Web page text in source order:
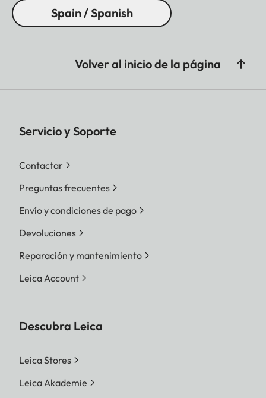
Spain / Spanish
Volver al inicio de la página
Servicio y Soporte
Contactar
Preguntas frecuentes
Envío y condiciones de pago
Devoluciones
Reparación y mantenimiento
Leica Account
Descubra Leica
Leica Stores
Leica Akademie